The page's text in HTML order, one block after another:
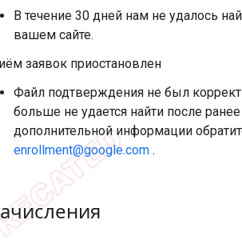
В течение 30 дней нам не удалось
вашем сайте.
заявок приостановлен
Файл подтверждения не был
больше не удается найти после
дополнительной информации
enrollment@google.com .